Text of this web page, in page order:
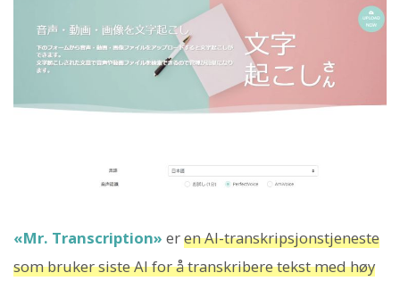
«Mr. Transcription» eren AI-transkripsjonstjeneste
som bruker siste AI for å transkribere tekst med høy